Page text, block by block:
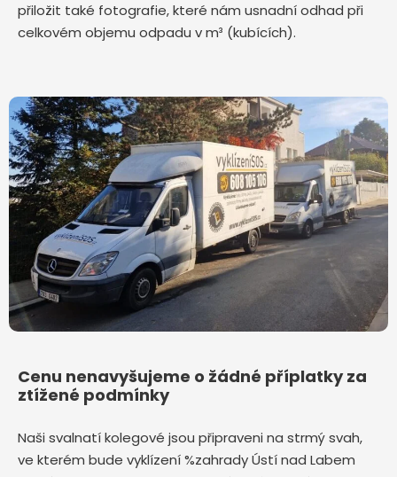
přiložit také fotografie, které nám usnadní odhad při
celkovém objemu odpadu v m³ (kubících).
Cenu nenavyšujeme o žádné příplatky za
ztížené podmínky
Naši svalnatí kolegové jsou připraveni na strmý svah,
ve kterém bude vyklízení %zahrady Ústí nad Labem